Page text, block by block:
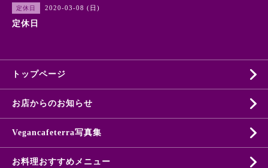
定休日 2020-03-08 (日)
定休日
トップページ
お店からのお知らせ
Vegancafeterra写真集
お料理おすすめメニュー